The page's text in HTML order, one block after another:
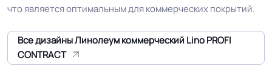
Допуск изменения
+-10% мм
Класс горючести
В2, Д2, Т2, РП1
что является оптимальным для коммерческих покрытий.
Все дизайны Линолеум коммерческий Lino PROFI
CONTRACT